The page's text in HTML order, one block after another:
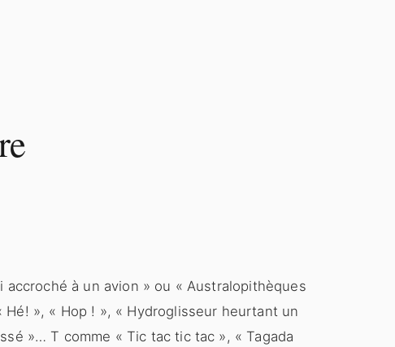
accroché à un avion » ou « Australopithèques
», « Hop ! », « Hydroglisseur heurtant un
»… T comme « Tic tac tic tac », « Tagada